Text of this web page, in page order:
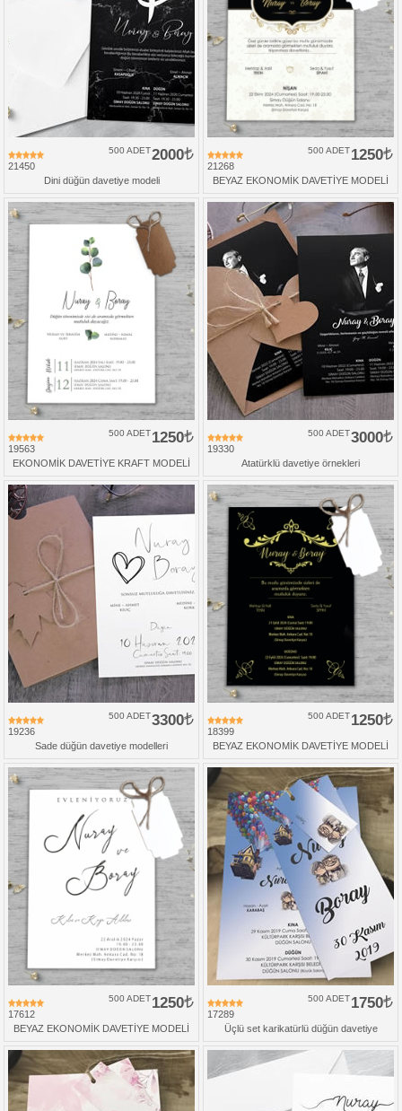
21450
2000
500 ADET
Dini düğün davetiye modeli
21268
1250
500 ADET
BEYAZ EKONOMİK DAVETİYE MODELİ
19563
1250
500 ADET
EKONOMİK DAVETİYE KRAFT MODELİ
19330
3000
500 ADET
Atatürklü davetiye örnekleri
19236
3300
500 ADET
Sade düğün davetiye modelleri
18399
1250
500 ADET
BEYAZ EKONOMİK DAVETİYE MODELİ
17612
1250
500 ADET
BEYAZ EKONOMİK DAVETİYE MODELİ
17289
1750
500 ADET
Üçlü set karikatürlü düğün davetiye